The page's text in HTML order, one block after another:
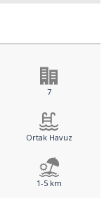
7
Ortak Havuz
1-5 km